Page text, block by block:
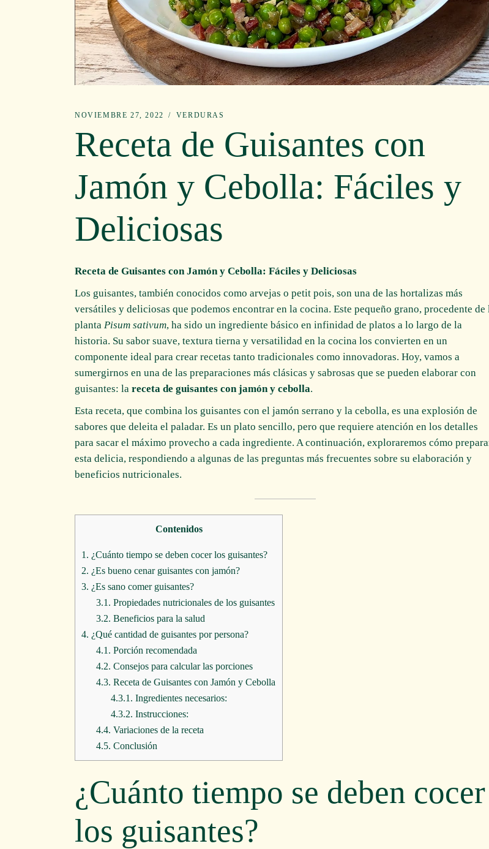
NOVIEMBRE 27, 2022 VERDURAS
Receta de Guisantes con
Jamón y Cebolla: Fáciles y
Deliciosas
Receta de Guisantes con Jamón y Cebolla: Fáciles y Deliciosas
Los guisantes, también conocidos como arvejas o petit pois, son una de las hortalizas más
versátiles y deliciosas que podemos encontrar en la cocina. Este pequeño grano, procedente de
planta Pisum sativum, ha sido un ingrediente básico en infinidad de platos a lo largo de la
historia. Su sabor suave, textura tierna y versatilidad en la cocina los convierten en un
componente ideal para crear recetas tanto tradicionales como innovadoras. Hoy, vamos a
sumergirnos en una de las preparaciones más clásicas y sabrosas que se pueden elaborar con
guisantes: la receta de guisantes con jamón y cebolla.
Esta receta, que combina los guisantes con el jamón serrano y la cebolla, es una explosión de
sabores que deleita el paladar. Es un plato sencillo, pero que requiere atención en los detalles
para sacar el máximo provecho a cada ingrediente. A continuación, exploraremos cómo
esta delicia, respondiendo a algunas de las preguntas más frecuentes sobre su elaboración y
beneficios nutricionales.
Contenidos
1. ¿Cuánto tiempo se deben cocer los guisantes?
2. ¿Es bueno cenar guisantes con jamón?
3. ¿Es sano comer guisantes?
3.1. Propiedades nutricionales de los guisantes
3.2. Beneficios para la salud
4. ¿Qué cantidad de guisantes por persona?
4.1. Porción recomendada
4.2. Consejos para calcular las porciones
4.3. Receta de Guisantes con Jamón y Cebolla
4.3.1. Ingredientes necesarios:
4.3.2. Instrucciones:
4.4. Variaciones de la receta
4.5. Conclusión
¿Cuánto tiempo se deben cocer
los guisantes?